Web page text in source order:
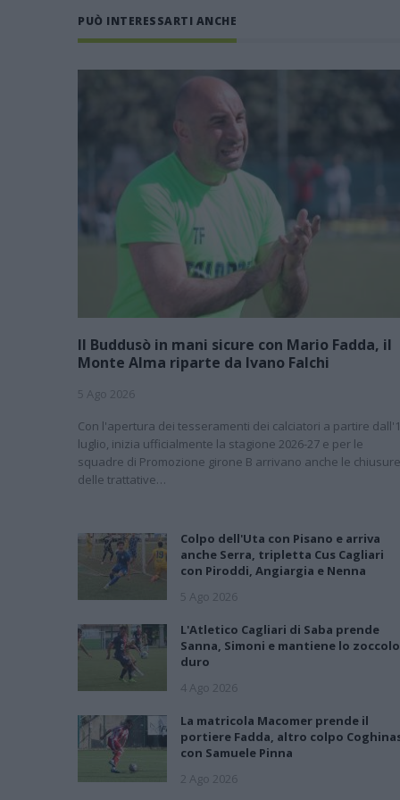
PUÒ INTERESSARTI ANCHE
Il Buddusò in mani sicure con Mario Fadda, il
Monte Alma riparte da Ivano Falchi
5 Ago 2026
Con l'apertura dei tesseramenti dei calciatori a partire dall'1
luglio, inizia ufficialmente la stagione 2026-27 e per le
squadre di Promozione girone B arrivano anche le chiusure
delle trattative…
Colpo dell'Uta con Pisano e arriva
anche Serra, tripletta Cus Cagliari
con Piroddi, Angiargia e Nenna
5 Ago 2026
L'Atletico Cagliari di Saba prende
Sanna, Simoni e mantiene lo zoccolo
duro
4 Ago 2026
La matricola Macomer prende il
portiere Fadda, altro colpo
con Samuele Pinna
2 Ago 2026